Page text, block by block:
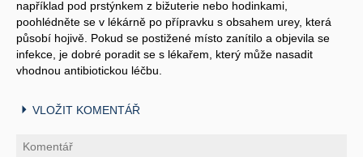
například pod prstýnkem z bižuterie nebo hodinkami,
poohlédněte se v lékárně po přípravku s obsahem urey, která
působí hojivě. Pokud se postižené místo zanítilo a objevila se
infekce, je dobré poradit se s lékařem, který může nasadit
vhodnou antibiotickou léčbu.
VLOŽIT KOMENTÁŘ